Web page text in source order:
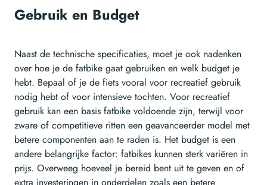
Gebruik en Budget
Naast de technische specificaties, moet je ook nadenken
over hoe je de fatbike gaat gebruiken en welk budget je
hebt. Bepaal of je de fiets vooral voor recreatief gebruik
nodig hebt of voor intensieve tochten. Voor recreatief
gebruik kan een basis fatbike voldoende zijn, terwijl voor
zware of competitieve ritten een geavanceerder model met
betere componenten aan te raden is. Het budget is een
andere belangrijke factor: fatbikes kunnen sterk variëren in
prijs. Overweeg hoeveel je bereid bent uit te geven en of
extra investeringen in onderdelen zoals een betere